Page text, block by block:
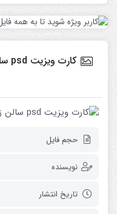
کارت ویزیت psd سالن زیبایی ( کاشت ناخن)
حجم فایل
نویسنده
تاریخ انتشار